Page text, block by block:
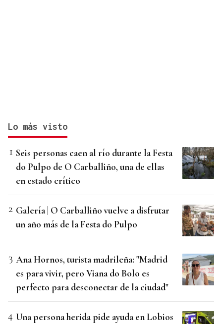
Lo más visto
Seis personas caen al río durante la Festa
do Pulpo de O Carballiño, una de ellas
en estado crítico
Galería | O Carballiño vuelve a disfrutar
un año más de la Festa do Pulpo
Ana Hornos, turista madrileña: "Madrid
es para vivir, pero Viana do Bolo es
perfecto para desconectar de la ciudad"
Una persona herida pide ayuda en Lobios